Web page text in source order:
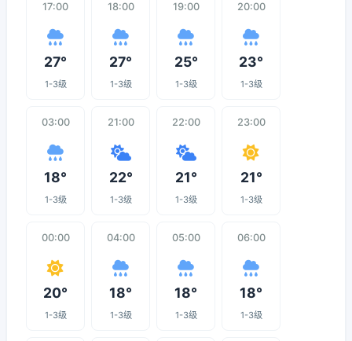
17:00
27°
1-3级
18:00
27°
1-3级
19:00
25°
1-3级
20:00
23°
1-3级
03:00
18°
1-3级
21:00
22°
1-3级
22:00
21°
1-3级
23:00
21°
1-3级
00:00
20°
1-3级
04:00
18°
1-3级
05:00
18°
1-3级
06:00
18°
1-3级